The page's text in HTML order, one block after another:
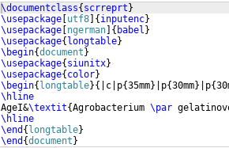
\documentclass{ scrreprt }
\usepackage utf8 { inputenc}
\usepackage ngerman { babel }
\usepackage{ longtable}
\begin{document }
\usepackage{ siunitx}
\usepackage{ color}
\begin{ longtable}{ |c|p{35mm} |p{30mm} |p{
\hline
AgeI&\textit{Agrobacterium \par
\hline
\end { longtable}
\end {document }